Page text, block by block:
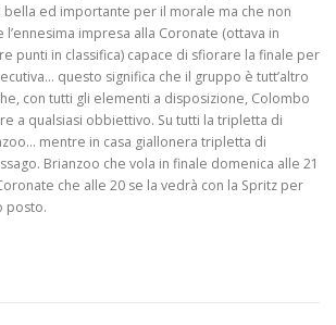
bella ed importante per il morale ma che non
impresa alla Coronate (ottava in
punti in classifica) capace di sfiorare la finale per
questo significa che il gruppo è tutt’altro
con tutti gli elementi a disposizione, Colombo
a qualsiasi obbiettivo. Su tutti la tripletta di
mentre in casa giallonera tripletta di
Brianzoo che vola in finale domenica alle 21
che alle 20 se la vedrà con la Spritz per
posto.